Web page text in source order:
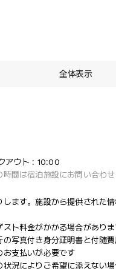
全体表示
アウト : 10:00
間は宿泊施設にお問い合わせ
ます。施設から提供された
ト料金がかかる場合があり
写真付き身分証明書と付随
お支払いが必要です
況によりご希望に添えない